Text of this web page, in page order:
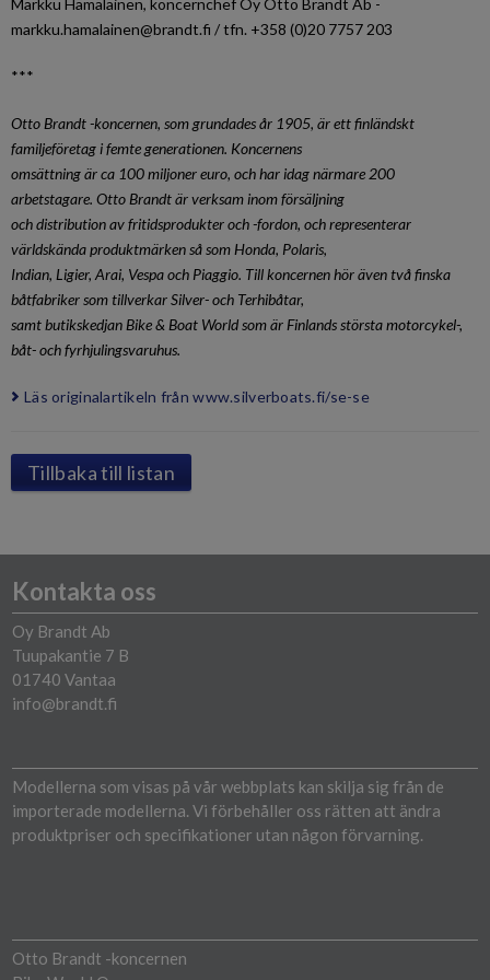
Markku Hämäläinen, koncernchef Oy Otto Brandt Ab -
markku.hamalainen@brandt.fi / tfn. +358 (0)20 7757 203
***
Otto Brandt -koncernen, som grundades år 1905, är ett finländskt
familjeföretag i femte generationen. Koncernens
omsättning är ca 100 miljoner euro, och har idag närmare 200
arbetstagare. Otto Brandt är verksam inom försäljning
och distribution av fritidsprodukter och -fordon, och representerar
världskända produktmärken så som Honda, Polaris,
Indian, Ligier, Arai, Vespa och Piaggio. Till koncernen hör även två finska
båtfabriker som tillverkar Silver- och Terhibåtar,
samt butikskedjan Bike & Boat World som är Finlands största motorcykel-,
båt- och fyrhjulingsvaruhus.
Läs originalartikeln från www.silverboats.fi/se-se
Tillbaka till listan
Kontakta oss
Oy Brandt Ab
Tuupakantie 7 B
01740 Vantaa
info@brandt.fi
Modellerna som visas på vår webbplats kan skilja sig från de
importerade modellerna. Vi förbehåller oss rätten att ändra
produktpriser och specifikationer utan någon förvarning.
Otto Brandt -koncernen